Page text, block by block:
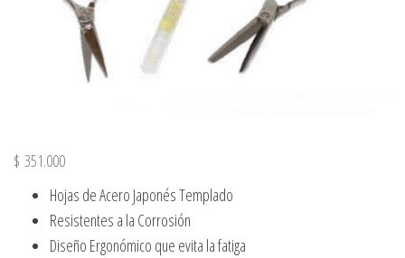
$ 351.000
Hojas de Acero Japonés Templado
Resistentes a la Corrosión
Diseño Ergonómico que evita la fatiga